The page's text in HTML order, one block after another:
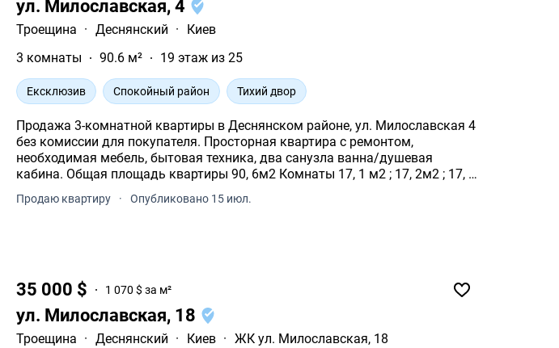
ул. Милославская, 4
Троещина · Деснянский ·
Киев
3 комнаты
90.6 м² 19 этаж из 25
Ексклюзив Спокойный район Тихий двор
Продажа 3-комнатной квартиры в Деснянском районе, ул. Милославская 4
без комиссии для покупателя. Просторная квартира с ремонтом,
необходимая мебель, бытовая техника, два санузла ванна/душевая
кабина. Общая площадь квартиры 90, 6м2 Комнаты 17, 1 м2 ; 17, 2м2 ; 17, 4
Продаю квартиру · Опубликовано 15 июл.
35 000 $ 1 070 $ за м²
ул. Милославская, 18
Троещина · Деснянский · Киев · ЖК ул. Милославская, 18